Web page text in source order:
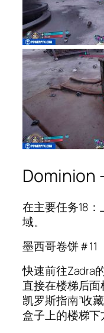
Dominion
在主要任务18
域。
墨西哥卷饼＃11
快速前往Zadra
直接在楼梯后
凯罗斯指南”收
盒子上的楼梯下